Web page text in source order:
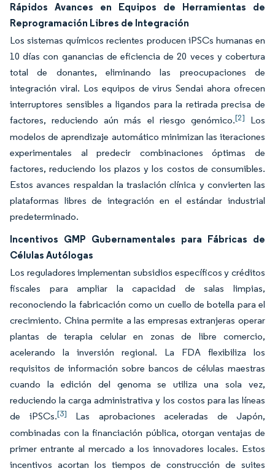
Rápidos Avances en Equipos de Herramientas de
Reprogramación Libres de Integración
Los sistemas químicos recientes producen iPSCs humanas en
10 días con ganancias de eficiencia de 20 veces y cobertura
total de donantes, eliminando las preocupaciones de
integración viral. Los equipos de virus Sendai ahora ofrecen
interruptores sensibles a ligandos para la retirada precisa de
factores, reduciendo aún más el riesgo genómico.[2]
Los
modelos de aprendizaje automático minimizan las iteraciones
experimentales al predecir combinaciones óptimas de
factores, reduciendo los plazos y los costos de consumibles.
Estos avances respaldan la traslación clínica y convierten las
plataformas libres de integración en el estándar industrial
predeterminado.
Incentivos GMP Gubernamentales para Fábricas de
Células Autólogas
Los reguladores implementan subsidios específicos y créditos
fiscales para ampliar la capacidad de salas limpias,
reconociendo la fabricación como un cuello de botella para el
crecimiento. China permite a las empresas extranjeras operar
plantas de terapia celular en zonas de libre comercio,
acelerando la inversión regional. La FDA flexibiliza los
requisitos de información sobre bancos de células maestras
cuando la edición del genoma se utiliza una sola vez,
reduciendo la carga administrativa y los costos para las líneas
de iPSCs.[3] Las aprobaciones aceleradas de Japón,
combinadas con la financiación pública, otorgan ventajas de
primer entrante al mercado a los innovadores locales. Estos
incentivos acortan los tiempos de construcción de suites